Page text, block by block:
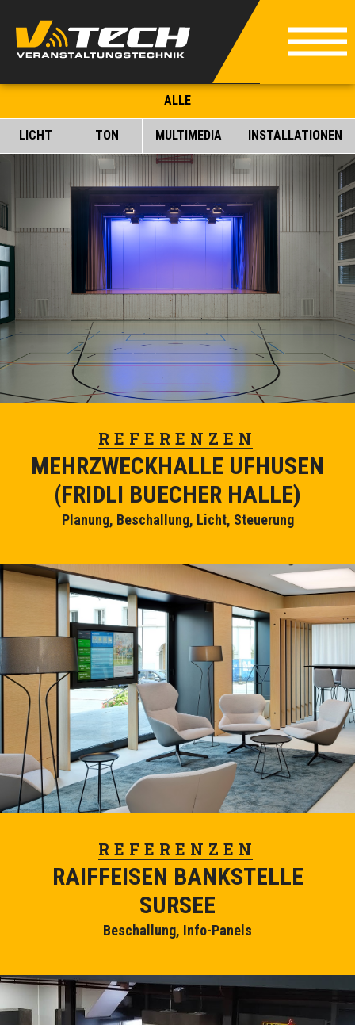
ALLE
LICHT TON MULTIMEDIA INSTALLATIONEN
REFERENZEN
MEHRZWECKHALLE UFHUSEN
(FRIDLI BUECHER HALLE)
Planung, Beschallung, Licht, Steuerung
REFERENZEN
RAIFFEISEN BANKSTELLE
SURSEE
Beschallung, Info-Panels